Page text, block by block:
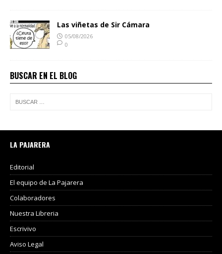
Las viñetas de Sir Cámara
05/08/2026
0
BUSCAR EN EL BLOG
LA PAJARERA
Editorial
El equipo de La Pajarera
Colaboradores
Nuestra Libreria
Escrivivo
Aviso Legal